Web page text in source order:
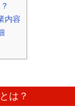
内容
は？